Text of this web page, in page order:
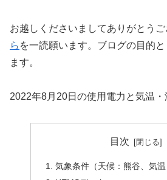
お越しくださいましてありがとう
ら を一読願います。ブログの目的
ます。
2022年8月20日の使用電力と気温・
目次
気象条件（天候：熊谷、気温